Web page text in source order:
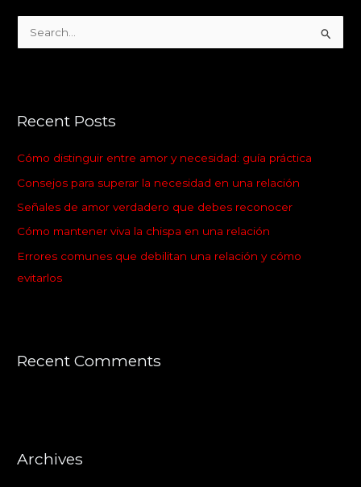
c
f
o
r
:
Recent Posts
Cómo distinguir entre amor y necesidad: guía práctica
Consejos para superar la necesidad en una relación
Señales de amor verdadero que debes reconocer
Cómo mantener viva la chispa en una relación
Errores comunes que debilitan una relación y cómo
evitarlos
Recent Comments
Archives